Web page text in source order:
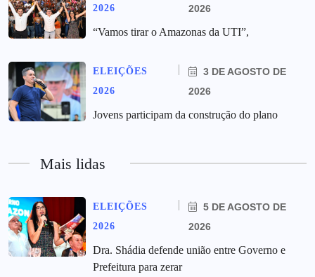
2026
2026
“Vamos tirar o Amazonas da UTI”,
ELEIÇÕES
2026
3 DE AGOSTO DE
2026
Jovens participam da construção do plano
Mais lidas
ELEIÇÕES
2026
5 DE AGOSTO DE
2026
Dra. Shádia defende união entre Governo e
Prefeitura para zerar